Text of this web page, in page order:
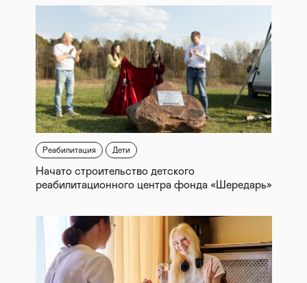
Реабилитация Дети
Начато строительство детского
реабилитационного центра фонда «Шередарь»